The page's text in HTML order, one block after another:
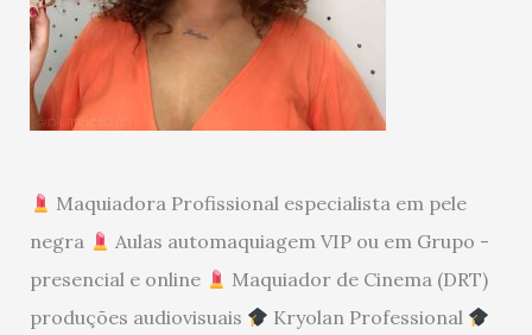
Maquiadora Profissional especialista em pele
negra
Aulas automaquiagem VIP ou em Grupo -
presencial e online
Maquiador de Cinema (DRT)
produções audiovisuais
Kryolan Professional